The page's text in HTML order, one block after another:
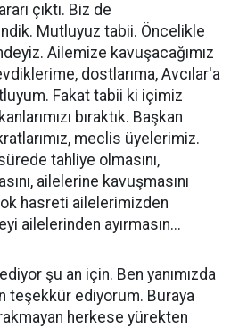
çıktı. Biz de
Mutluyuz tabii. Öncelikle
Ailemize kavuşacağımız
dostlarıma, Avcılar'a
Fakat tabii ki içimiz
bıraktık. Başkan
meclis üyelerimiz.
tahliye olmasını,
ailelerine kavuşmasını
hasreti ailelerimizden
ailelerinden ayırmasın...
şu an için. Ben yanımızda
teşekkür ediyorum. Buraya
herkese yürekten